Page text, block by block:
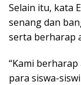
Selain itu, kata
senang dan
serta berharap
“Kami
para siswa-